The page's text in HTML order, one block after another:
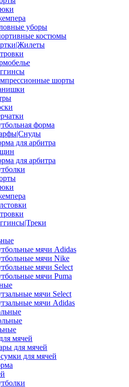
уборы
костюмы
шорты
форма
для арбитра
для арбитра
мячи Adidas
мячи Nike
мячи Select
мячи Puma
мячи Select
мячи Adidas
мячей
для мячей
для мячей